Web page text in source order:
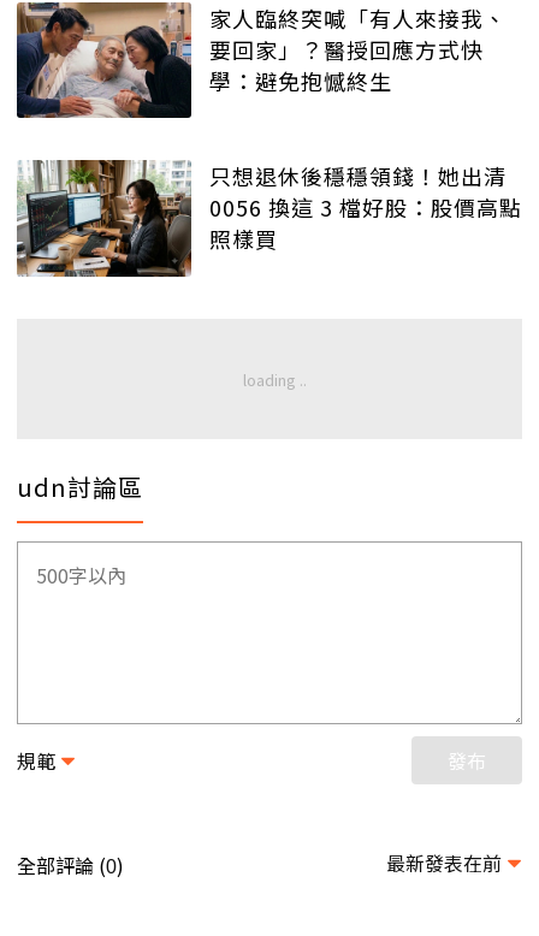
家人臨終突喊「有人來接我、
要回家」？醫授回應方式快
學：避免抱憾終生
只想退休後穩穩領錢！她出清
0056 換這 3 檔好股：股價高點
照樣買
udn討論區
規範 發布
全部評論 (0) 最新發表在前